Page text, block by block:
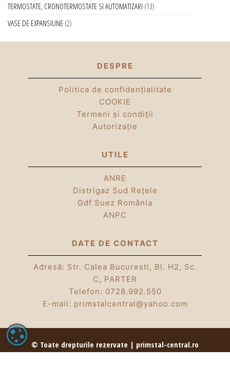
TERMOSTATE, CRONOTERMOSTATE SI AUTOMATIZARI 13
VASE DE EXPANSIUNE 2
DESPRE
Politica de confidențialitate
COOKIE
Termeni și condiții
Autorizație
UTILE
ANRE
Distrigaz Sud Rețele
Gdf Suez România
ANPC
DATE DE CONTACT
Adresă: Str. Calea Bucuresti, Bl. H2, Sc.
C, PARTER
Telefon: 0728.992.550
E-mail: primstalcentral@yahoo.com
© Toate drepturile rezervate | primstal-central.ro